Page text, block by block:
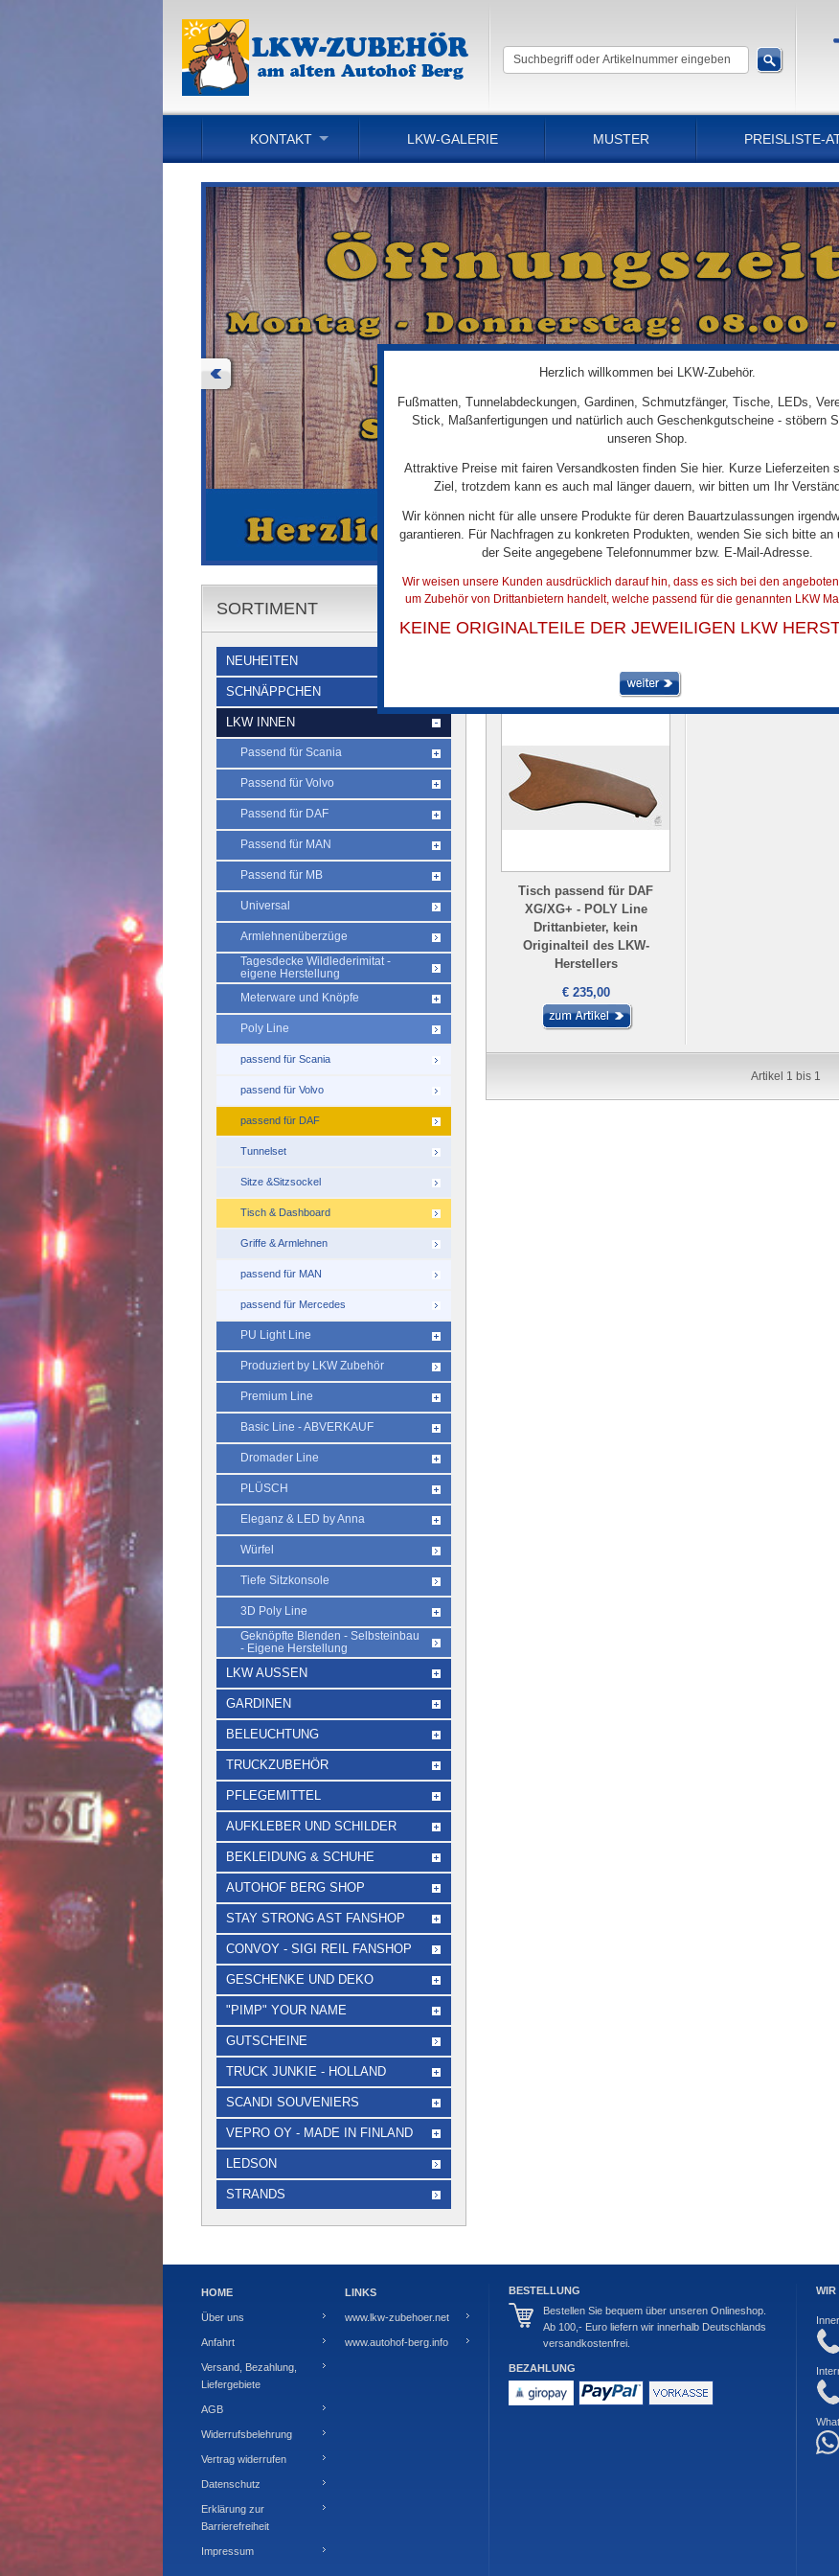
KONTAKT LKW-GALERIE MUSTER PREISLISTE-
TISCH & DASHBOARD
Tisch passend für DAF
XG/XG+ - POLY Line
Drittanbieter, kein
Originalteil des LKW-
Herstellers
€ 235,00
Artikel 1 bis 1
SORTIMENT
NEUHEITEN
SCHNÄPPCHEN
LKW INNEN
Passend für Scania
Passend für Volvo
Passend für DAF
Passend für MAN
Passend für MB
Universal
Armlehnenüberzüge
Tagesdecke Wildlederimitat -
eigene Herstellung
Meterware und Knöpfe
Poly Line
passend für Scania
passend für Volvo
passend für DAF
Tunnelset
Sitze &Sitzsockel
Tisch & Dashboard
Griffe & Armlehnen
passend für MAN
passend für Mercedes
PU Light Line
Produziert by LKW Zubehör
Premium Line
Basic Line - ABVERKAUF
Dromader Line
PLÜSCH
Eleganz & LED by Anna
Würfel
Tiefe Sitzkonsole
3D Poly Line
Geknöpfte Blenden - Selbsteinbau
- Eigene Herstellung
LKW AUSSEN
GARDINEN
BELEUCHTUNG
TRUCKZUBEHÖR
PFLEGEMITTEL
AUFKLEBER UND SCHILDER
BEKLEIDUNG & SCHUHE
AUTOHOF BERG SHOP
STAY STRONG AST FANSHOP
CONVOY - SIGI REIL FANSHOP
GESCHENKE UND DEKO
"PIMP" YOUR NAME
GUTSCHEINE
TRUCK JUNKIE - HOLLAND
SCANDI SOUVENIERS
VEPRO OY - MADE IN FINLAND
LEDSON
STRANDS
HOME
Über uns
Anfahrt
Versand, Bezahlung,
Liefergebiete
AGB
Widerrufsbelehrung
Vertrag widerrufen
Datenschutz
Erklärung zur
Barrierefreiheit
Impressum
LINKS
www.lkw-zubehoer.net
www.autohof-berg.info
BESTELLUNG
Bestellen Sie bequem über unseren Onlineshop.
Ab 100,- Euro liefern wir innerhalb Deutschlands
versandkostenfrei.
BEZAHLUNG
WIR
Herzlich willkommen bei LKW-Zubehör.
Fußmatten, Tunnelabdeckungen, Gardinen, Schmutzfänger, Tische, LEDs,
Stick, Maßanfertigungen und natürlich auch Geschenkgutscheine - stöbern
unseren Shop.
Attraktive Preise mit fairen Versandkosten finden Sie hier. Kurze Lieferzeiten
Ziel, trotzdem kann es auch mal länger dauern, wir bitten um Ihr
Wir können nicht für alle unsere Produkte für deren Bauartzulassungen
garantieren. Für Nachfragen zu konkreten Produkten, wenden Sie sich bitte an
der Seite angegebene Telefonnummer bzw. E-Mail-Adresse.
Wir weisen unsere Kunden ausdrücklich darauf hin, dass es sich bei den
um Zubehör von Drittanbietern handelt, welche passend für die genannten LKW
KEINE ORIGINALTEILE DER JEWEILIGEN LKW